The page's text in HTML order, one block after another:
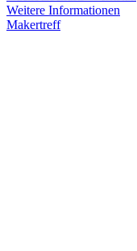
Weitere Informationen
Makertreff